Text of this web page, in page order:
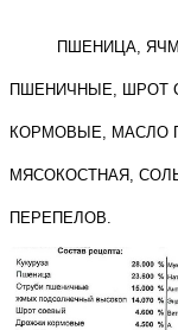
ПШЕНИЦА,
ПШЕНИЧНЫЕ, ШРОТ
КОРМОВЫЕ, МАСЛО
МЯСОКОСТНАЯ,
ПЕРЕПЕЛОВ.